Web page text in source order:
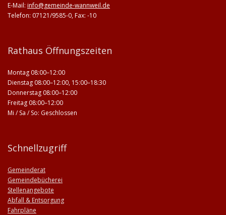
E-Mail: info@gemeinde-wannweil.de
Telefon: 07121/9585-0, Fax: -10
Rathaus Öffnungszeiten
Montag 08:00–12:00
Dienstag 08:00–12:00, 15:00–18:30
Donnerstag 08:00–12:00
Freitag 08:00–12:00
Mi / Sa / So: Geschlossen
Schnellzugriff
Gemeinderat
Gemeindebücherei
Stellenangebote
Abfall & Entsorgung
Fahrpläne